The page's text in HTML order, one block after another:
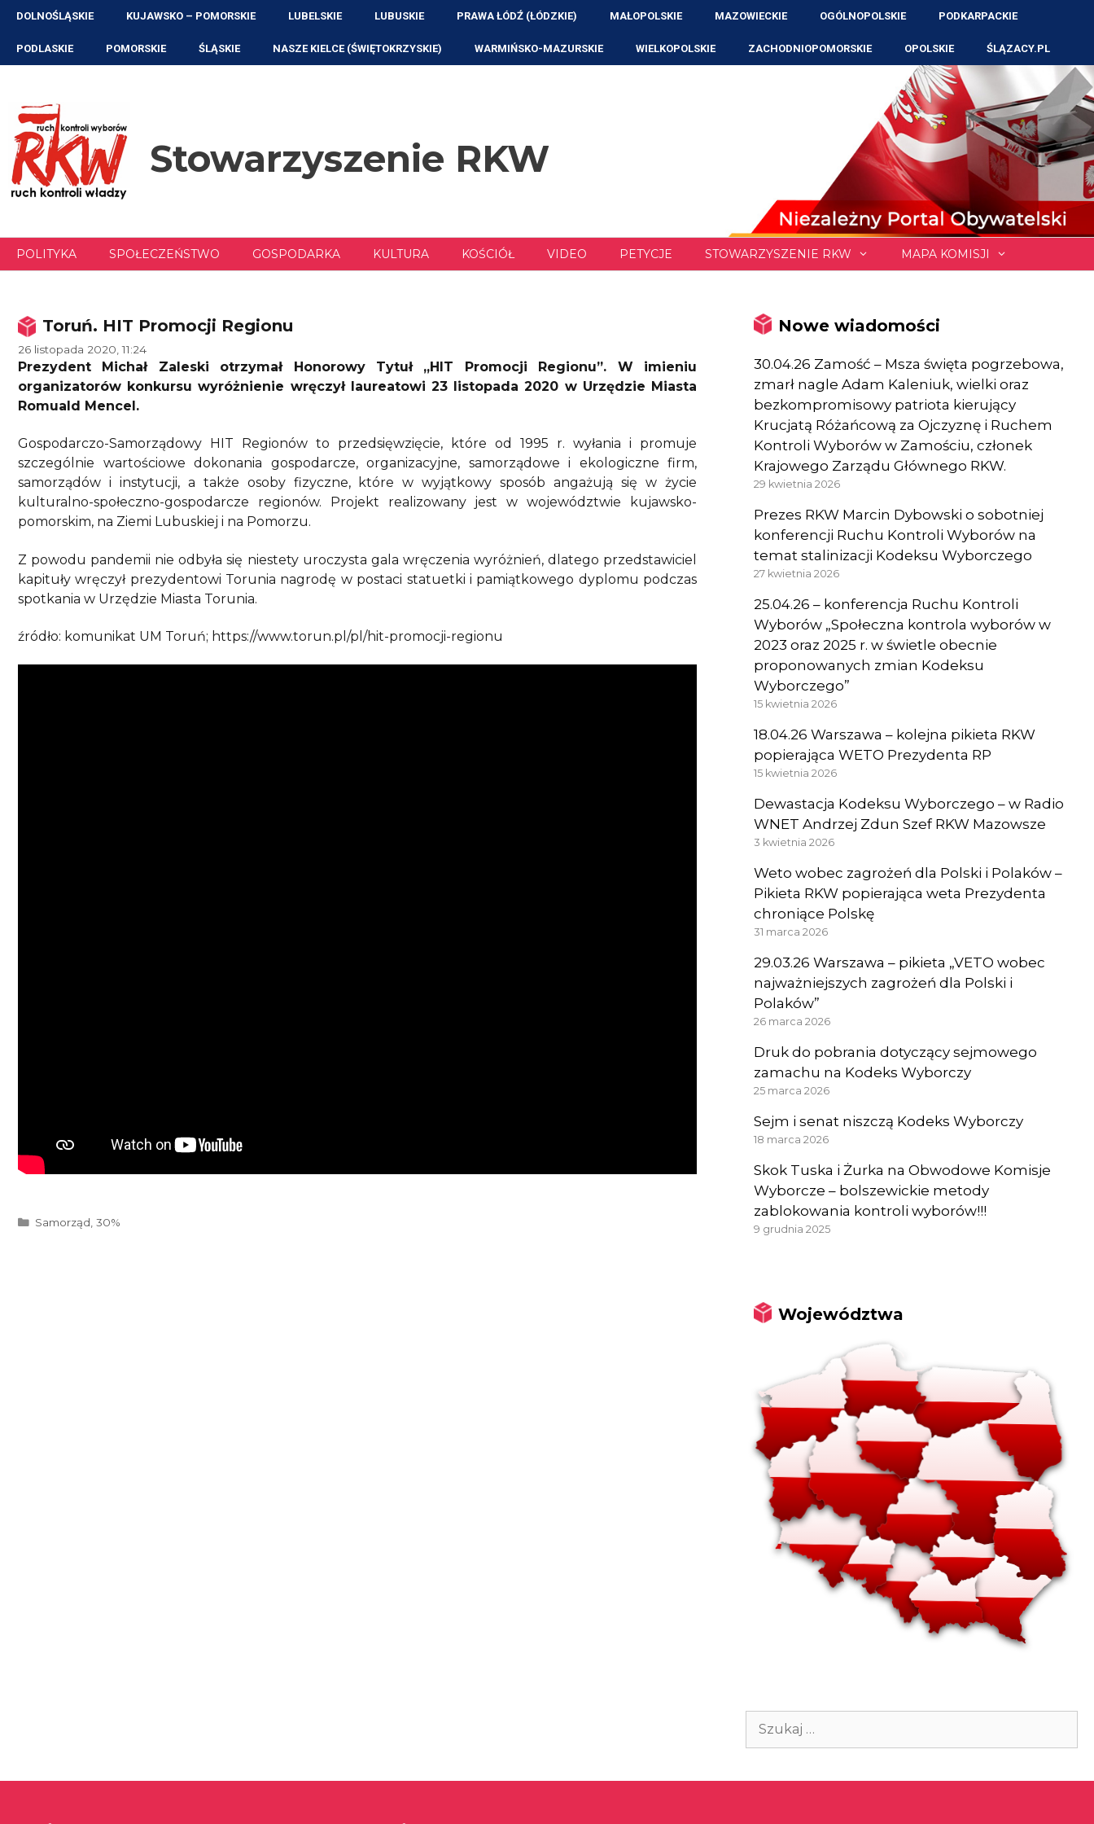
Przejdź
treści
DOLNOŚLĄSKIE KUJAWSKO – POMORSKIE LUBELSKIE LUBUSKIE PRAWA ŁÓDŹ (ŁÓDZKIE) MAŁOPOLSKIE MAZOWIECKIE OGÓLNOPOLSKIE PODKARPACKIE
PODLASKIE POMORSKIE ŚLĄSKIE NASZE KIELCE (ŚWIĘTOKRZYSKIE) WARMIŃSKO-MAZURSKIE WIELKOPOLSKIE ZACHODNIOPOMORSKIE OPOLSKIE ŚLĄZACY.PL
Stowarzyszenie RKW
POLITYKA SPOŁECZEŃSTWO GOSPODARKA KULTURA KOŚCIÓŁ VIDEO PETYCJE STOWARZYSZENIE RKW MAPA KOMISJI
Toruń. HIT Promocji Regionu
26 listopada 2020, 11:24
Prezydent Michał Zaleski otrzymał Honorowy Tytuł „HIT Promocji Regionu”. W imieniu
organizatorów konkursu wyróżnienie wręczył laureatowi 23 listopada 2020 w Urzędzie Miasta
Romuald Mencel.
Gospodarczo-Samorządowy HIT Regionów to przedsięwzięcie, które od 1995 r. wyłania i promuje
szczególnie wartościowe dokonania gospodarcze, organizacyjne, samorządowe i ekologiczne firm,
samorządów i instytucji, a także osoby fizyczne, które w wyjątkowy sposób angażują się w życie
kulturalno-społeczno-gospodarcze regionów. Projekt realizowany jest w województwie kujawsko-
pomorskim, na Ziemi Lubuskiej i na Pomorzu.
Z powodu pandemii nie odbyła się niestety uroczysta gala wręczenia wyróżnień, dlatego przedstawiciel
kapituły wręczył prezydentowi Torunia nagrodę w postaci statuetki i pamiątkowego dyplomu podczas
spotkania w Urzędzie Miasta Torunia.
źródło: komunikat UM Toruń; https://www.torun.pl/pl/hit-promocji-regionu
Kategorie
Samorząd,30%
Nowe wiadomości
30.04.26 Zamość – Msza święta pogrzebowa,
zmarł nagle Adam Kaleniuk, wielki oraz
bezkompromisowy patriota kierujący
Krucjatą Różańcową za Ojczyznę i Ruchem
Kontroli Wyborów w Zamościu, członek
Krajowego Zarządu Głównego RKW.
29 kwietnia 2026
Prezes RKW Marcin Dybowski o sobotniej
konferencji Ruchu Kontroli Wyborów na
temat stalinizacji Kodeksu Wyborczego
27 kwietnia 2026
25.04.26 – konferencja Ruchu Kontroli
Wyborów „Społeczna kontrola wyborów w
2023 oraz 2025 r. w świetle obecnie
proponowanych zmian Kodeksu
Wyborczego”
15 kwietnia 2026
18.04.26 Warszawa – kolejna pikieta RKW
popierająca WETO Prezydenta RP
15 kwietnia 2026
Dewastacja Kodeksu Wyborczego – w Radio
WNET Andrzej Zdun Szef RKW Mazowsze
3 kwietnia 2026
Weto wobec zagrożeń dla Polski i Polaków –
Pikieta RKW popierająca weta Prezydenta
chroniące Polskę
31 marca 2026
29.03.26 Warszawa – pikieta „VETO wobec
najważniejszych zagrożeń dla Polski i
Polaków”
26 marca 2026
Druk do pobrania dotyczący sejmowego
zamachu na Kodeks Wyborczy
25 marca 2026
Sejm i senat niszczą Kodeks Wyborczy
18 marca 2026
Skok Tuska i Żurka na Obwodowe Komisje
Wyborcze – bolszewickie metody
zablokowania kontroli wyborów!!!
9 grudnia 2025
Województwa
Szukaj: